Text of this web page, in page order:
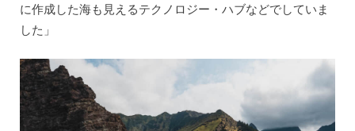
に作成した海も見えるテクノロジー・ハブなどでしていま
した」